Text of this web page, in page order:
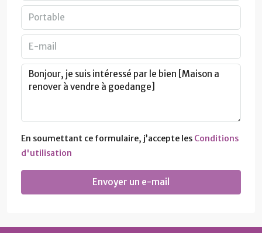
En soumettant ce formulaire, j’accepte les Conditions
d'utilisation
Envoyer un e-mail